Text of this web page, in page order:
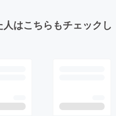
はこちらもチェックし